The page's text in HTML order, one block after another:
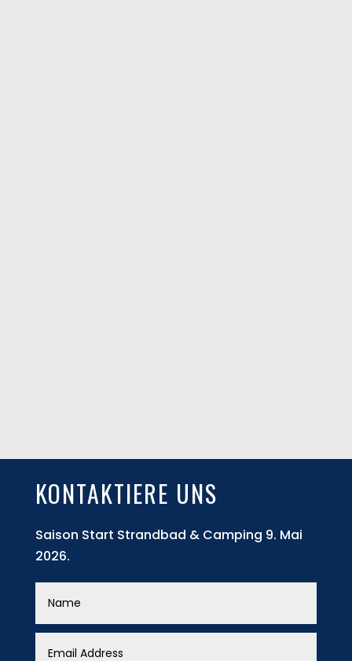
KONTAKTIERE UNS
Saison Start Strandbad & Camping 9. Mai
2026.